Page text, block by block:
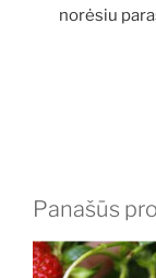
norėsiu
Panašūs